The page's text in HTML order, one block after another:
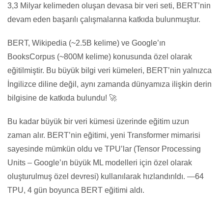
3,3 Milyar kelimeden oluşan devasa bir veri seti, BERT’nin
devam eden başarılı çalışmalarına katkıda bulunmuştur.
BERT, Wikipedia (~2.5B kelime) ve Google’ın
BooksCorpus (~800M kelime) konusunda özel olarak
eğitilmiştir. Bu büyük bilgi veri kümeleri, BERT’nin yalnızca
İngilizce diline değil, aynı zamanda dünyamıza ilişkin derin
bilgisine de katkıda bulundu! 🚀
Bu kadar büyük bir veri kümesi üzerinde eğitim uzun
zaman alır. BERT’nin eğitimi, yeni Transformer mimarisi
sayesinde mümkün oldu ve TPU’lar (Tensor Processing
Units – Google’ın büyük ML modelleri için özel olarak
oluşturulmuş özel devresi) kullanılarak hızlandırıldı. —64
TPU, 4 gün boyunca BERT eğitimi aldı.